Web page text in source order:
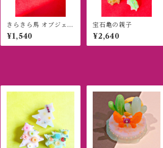
きらきら馬 オブジェ
置き物
¥1,540
宝石亀の親子
¥2,640